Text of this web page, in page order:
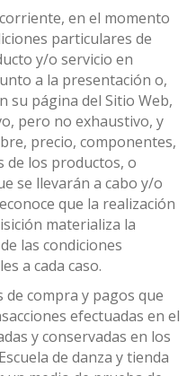
en el momento
particulares de
y/o servicio en
a la presentación o,
su página del Sitio Web,
pero no exhaustivo, y
precio, componentes,
de los productos, o
se llevarán a cabo y/o
que la realización
materializa la
las condiciones
a cada caso.
de compra y pagos que
efectuadas en el
y conservadas en los
de danza y tienda